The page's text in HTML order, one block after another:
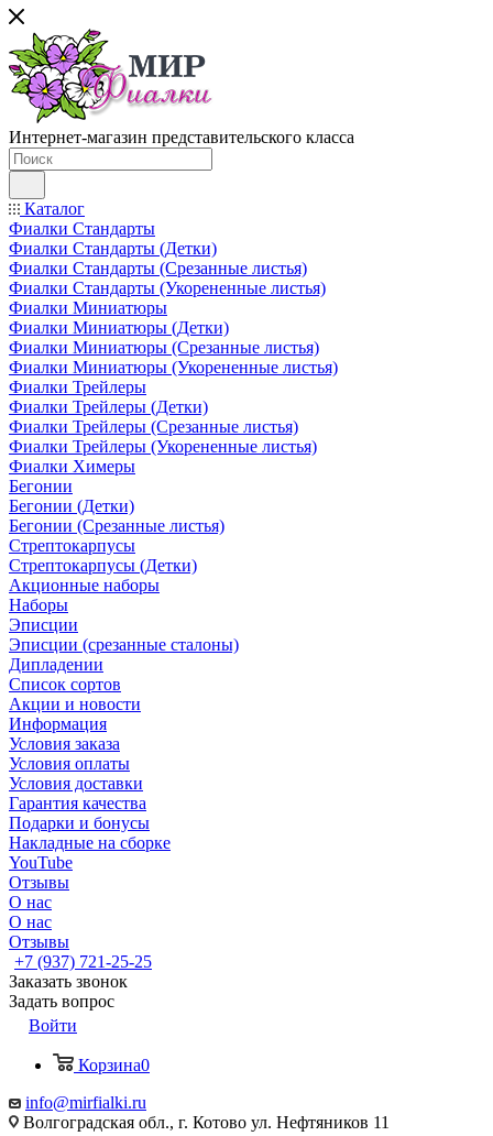
Интернет-магазин представительского класса
Каталог
Фиалки Стандарты
Фиалки Стандарты (Детки)
Фиалки Стандарты (Срезанные листья)
Фиалки Стандарты (Укорененные листья)
Фиалки Миниатюры
Фиалки Миниатюры (Детки)
Фиалки Миниатюры (Срезанные листья)
Фиалки Миниатюры (Укорененные листья)
Фиалки Трейлеры
Фиалки Трейлеры (Детки)
Фиалки Трейлеры (Срезанные листья)
Фиалки Трейлеры (Укорененные листья)
Фиалки Химеры
Бегонии
Бегонии (Детки)
Бегонии (Срезанные листья)
Стрептокарпусы
Стрептокарпусы (Детки)
Акционные наборы
Наборы
Эписции
Эписции (срезанные сталоны)
Дипладении
Список сортов
Акции и новости
Информация
Условия заказа
Условия оплаты
Условия доставки
Гарантия качества
Подарки и бонусы
Накладные на сборке
YouTube
Отзывы
О нас
О нас
Отзывы
+7 (937) 721-25-25
Заказать звонок
Задать вопрос
Войти
Корзина0
info@mirfialki.ru
Волгоградская обл., г. Котово ул. Нефтяников 11